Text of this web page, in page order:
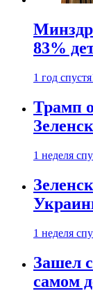
83%
1 год спустя
Трамп
1 неделя
1 неделя
Зашел
самом